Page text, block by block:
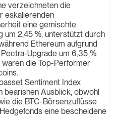
verzeichneten die
eskalierenden
eine gemischte
um 2,45 %, unterstützt durch
Ethereum aufgrund
Upgrade um 6,35 %
waren die Top-Performer
Sentiment Index
bearishen Ausblick, obwohl
die BTC-Börsenzuflüsse
eine bescheidene